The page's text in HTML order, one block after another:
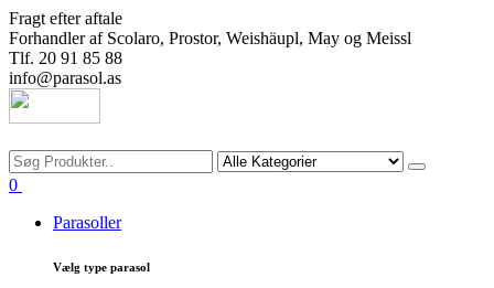
Fragt efter aftale
Forhandler af Scolaro, Prostor, Weishäupl, May og Meissl
Tlf. 20 91 85 88
info@parasol.as
0
Parasoller
Vælg type parasol